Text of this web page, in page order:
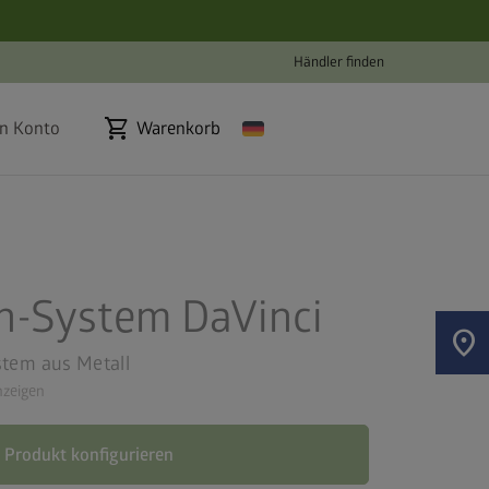
Händler finden
Konto shopping_cart Warenkorb
System DaVinci
aus Metall
Produkt konfigurieren
location_on